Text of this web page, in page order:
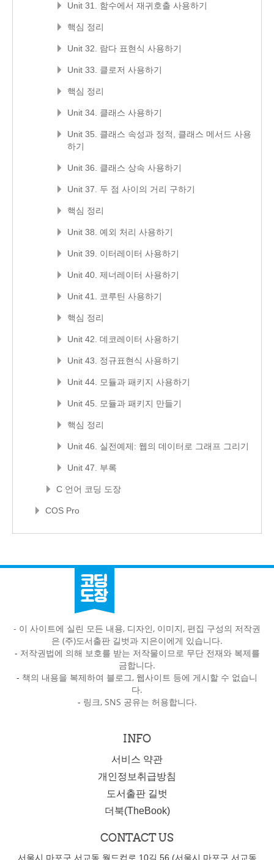
Unit 31. 함수에서 재귀호출 사용하기
핵심 정리
Unit 32. 람다 표현식 사용하기
Unit 33. 클로저 사용하기
핵심 정리
Unit 34. 클래스 사용하기
Unit 35. 클래스 속성과 정적, 클래스 메서드 사용
하기
Unit 36. 클래스 상속 사용하기
Unit 37. 두 점 사이의 거리 구하기
핵심 정리
Unit 38. 예외 처리 사용하기
Unit 39. 이터레이터 사용하기
Unit 40. 제너레이터 사용하기
Unit 41. 코루틴 사용하기
핵심 정리
Unit 42. 데코레이터 사용하기
Unit 43. 정규표현식 사용하기
Unit 44. 모듈과 패키지 사용하기
Unit 45. 모듈과 패키지 만들기
핵심 정리
Unit 46. 실전예제: 웹의 데이터로 그래프 그리기
Unit 47. 부록
C 언어 코딩 도장
COS Pro
- 이 사이트에 실린 모든 내용, 디자인, 이미지, 편집 구성의 저작권
은 (주)도서출판 길벗과 지은이에게 있습니다.
- 저작권법에 의해 보호를 받는 저작물이므로 무단 전재와 복제를
금합니다.
- 책의 내용을 복제하여 블로그, 웹사이트 등에 게시할 수 없습니
다.
- 링크, SNS 공유는 허용합니다.
INFO
서비스 약관
개인정보취급방침
도서출판 길벗
더북(TheBook)
CONTACT US
서울시 마포구 서교동 월드컵로 10길 56 (서울시 마포구 서교동